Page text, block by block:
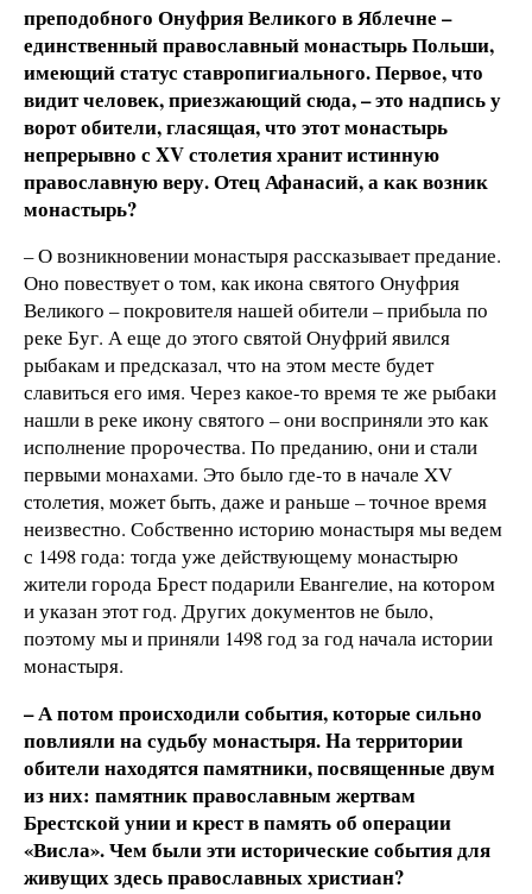
преподобного Онуфрия Великого в Яблечне –
единственный православный монастырь Польши,
имеющий статус ставропигиального. Первое, что
видит человек, приезжающий сюда, – это надпись у
ворот обители, гласящая, что этот монастырь
непрерывно с XVстолетия хранит истинную
православнyюверу. Отец Афанасий, а как возник
монастырь?
– О возникновении монастыря рассказывает предание.
Оно повествует о том, как икона святого Онуфрия
Великого – покровителя нашей обители – прибыла по
реке Буг. А еще до этого святой Онуфрий явился
рыбакам и предсказал, что на этом месте будет
славиться его имя. Через какое-то время те же рыбаки
нашли в реке икону святого – они восприняли это как
исполнение пророчества. По преданию, они и стали
первыми монахами. Это было где-то в начале XV
столетия, может быть, даже и раньше – точное время
неизвестно. Собственно историю монастыря мы ведем
с 1498 года: тогда уже действующему монастырю
жители города Брест подарили Евангелие, на котором
и указан этот год. Других документов не было,
поэтому мы и приняли 1498 год за год начала истории
монастыря.
– А потом происходили события, которые сильно
повлияли на судьбу монастыря. Hа территории
обители находятся памятники, посвященные двум
из них: памятник православным жертвам
Брестской унии и крест в память об операции
«Висла». Чем были эти исторические события для
живущих здесь православных христиан?